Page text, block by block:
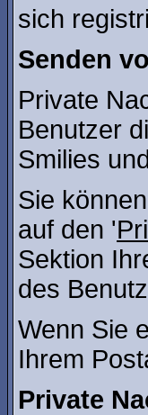
sich
Senden
Private
Benutzer
Smilies
Sie
auf den '
Sektion
des
Wenn Sie
Ihrem
Private